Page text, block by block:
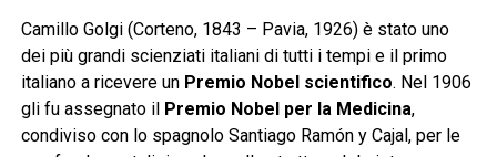
Camillo Golgi (Corteno, 1843 – Pavia, 1926) è stato uno
dei più grandi scienziati italiani di tutti i tempi e il primo
italiano a ricevere un Premio Nobel scientifico. Nel 1906
gli fu assegnato il Premio Nobel per la Medicina,
condiviso con lo spagnolo Santiago Ramón y Cajal, per le